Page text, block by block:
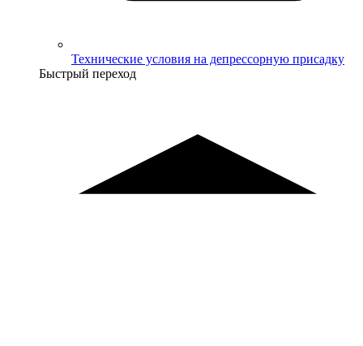
Технические условия на депрессорную присадку
Быстрый переход